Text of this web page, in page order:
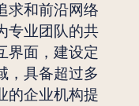
求和前沿网络
专业团队的共
界面，建设定
，具备超过多
的企业机构提